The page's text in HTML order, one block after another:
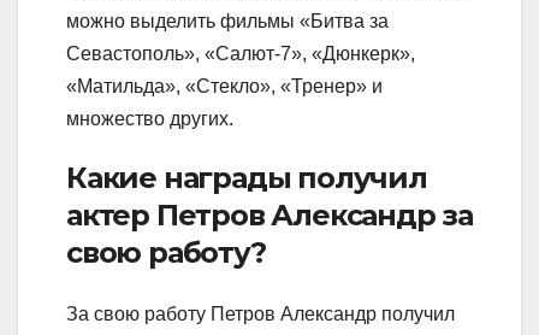
можно выделить фильмы «Битва за
Севастополь», «Салют-7», «Дюнкерк»,
«Матильда», «Стекло», «Тренер» и
множество других.
Какие награды получил
актер Петров Александр за
свою работу?
За свою работу Петров Александр получил